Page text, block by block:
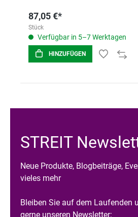
87,05 €*
Stück
Verfügbar in 5–7 Werktagen
HINZUFÜGEN
STREIT
Neue Produkte, Blogbeiträge,
vieles mehr
Bleiben Sie auf dem Laufenden
gerne unseren Newsletter: